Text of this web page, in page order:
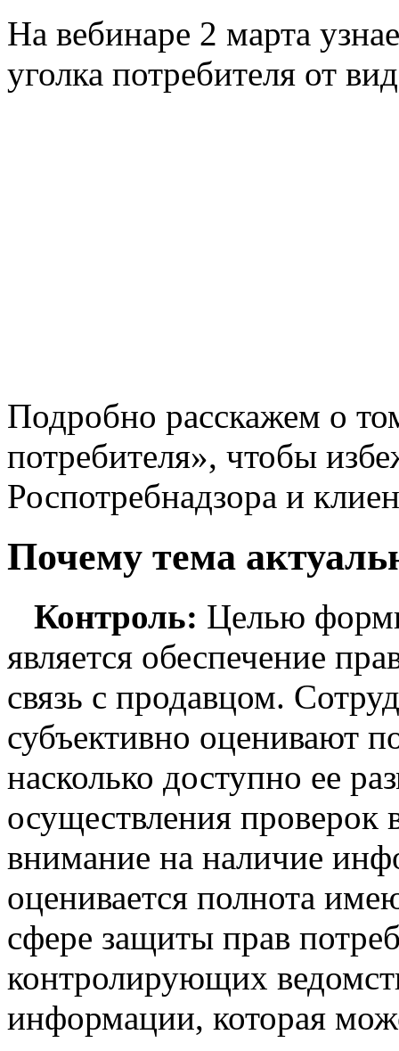
На вебинаре 2 марта
уголка потребителя от
Подробно расскажем о
потребителя», чтобы
Роспотребнадзора и
Почему тема
Контроль: Целью
является обеспечение
связь с продавцом.
субъективно оценивают
насколько доступно ее
осуществления
внимание на наличие
оценивается полнота
сфере защиты прав
контролирующих
информации, которая